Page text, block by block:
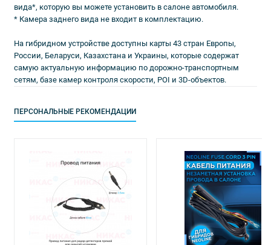
вида*, которую вы можете установить в салоне автомобиля.
* Камера заднего вида не входит в комплектацию.
На гибридном устройстве доступны карты 43 стран Европы,
России, Беларуси, Казахстана и Украины, которые содержат
самую актуальную информацию по дорожно-транспортным
сетям, базе камер контроля скорости, POI и 3D-объектов.
ПЕРСОНАЛЬНЫЕ РЕКОМЕНДАЦИИ